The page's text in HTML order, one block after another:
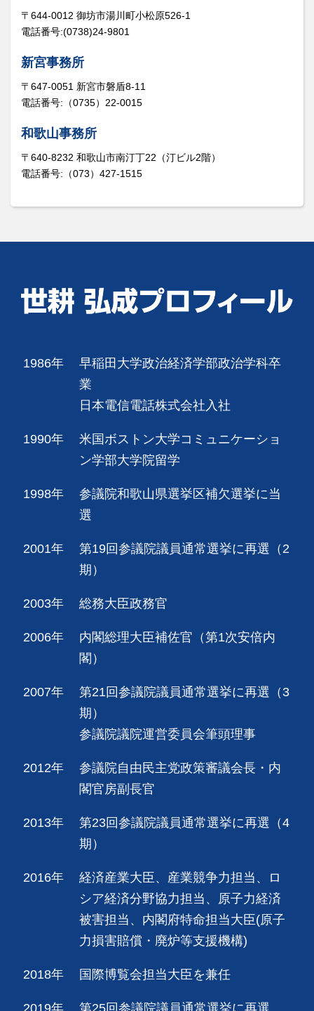
〒644-0012 御坊市湯川町小松原526-1
電話番号:(0738)24-9801
新宮事務所
〒647-0051 新宮市磐盾8-11
電話番号:（0735）22-0015
和歌山事務所
〒640-8232 和歌山市南汀丁22（汀ビル2階）
電話番号:（073）427-1515
1986年
早稲田大学政治経済学部政治学科卒
業
日本電信電話株式会社入社
1990年
米国ボストン大学コミュニケーショ
ン学部大学院留学
1998年
参議院和歌山県選挙区補欠選挙に当
選
2001年
第19回参議院議員通常選挙に再選（2
期）
2003年 総務大臣政務官
2006年
内閣総理大臣補佐官（第1次安倍内
閣）
2007年
第21回参議院議員通常選挙に再選（3
期）
参議院議院運営委員会筆頭理事
2012年
参議院自由民主党政策審議会長・内
閣官房副長官
2013年
第23回参議院議員通常選挙に再選（4
期）
2016年
経済産業大臣、産業競争力担当、ロ
シア経済分野協力担当、原子力経済
被害担当、内閣府特命担当大臣(原子
力損害賠償・廃炉等支援機構)
2018年 国際博覧会担当大臣を兼任
2019年 第25回参議院議員通常選挙に再選